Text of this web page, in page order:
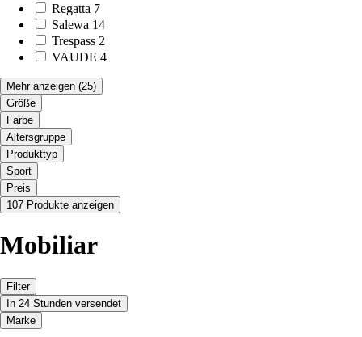
Regatta 7
Salewa 14
Trespass 2
VAUDE 4
Mehr anzeigen (25)
Größe
Farbe
Altersgruppe
Produkttyp
Sport
Preis
107 Produkte anzeigen
Mobiliar
Filter
In 24 Stunden versendet
Marke